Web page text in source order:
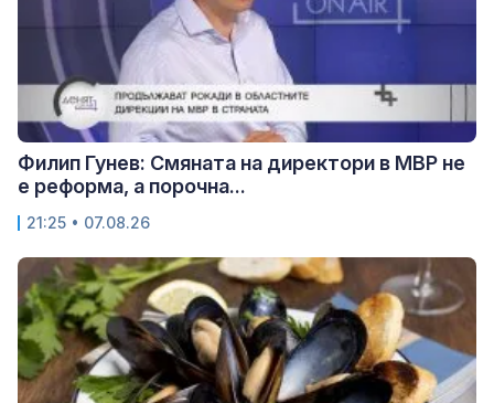
Филип Гунев: Смяната на директори в МВР не
е реформа, а порочна...
21:25 • 07.08.26